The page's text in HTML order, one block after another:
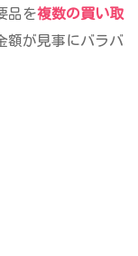
品を複数の買い取
額が見事にバラバ